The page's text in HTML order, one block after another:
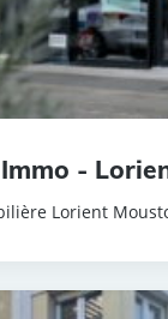
-
Lorient